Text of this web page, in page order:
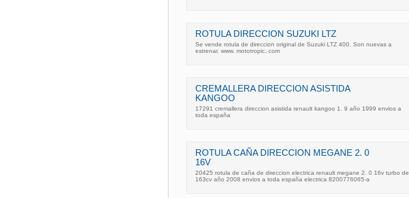
ROTULA DIRECCION SUZUKI LTZ
Se vende rotula de direccion original de Suzuki LTZ 400. Son nuevas a
estrenar. www. mototropic. com
CREMALLERA DIRECCION ASISTIDA
KANGOO
17291 cremallera direccion asistida renault kangoo 1. 9 año 1999 envios a
toda españa
ROTULA CAÑA DIRECCION MEGANE 2. 0
16V
20425 rotula de caña de direccion electrica renault megane 2. 0 16v turbo de
163cv año 2008 envios a toda españa electrica 8200776065-a